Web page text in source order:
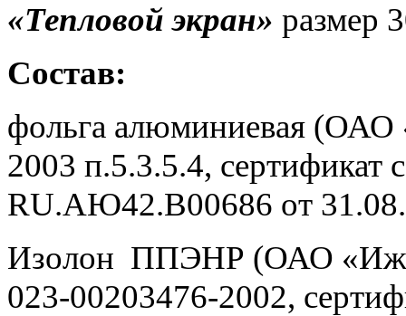
«Тепловой экран» размер
Состав:
фольга алюминиевая (ОАО
2003 п.5.3.5.4,
RU.АЮ42.B00686 от
Изолон ППЭНР (ОАО
023-00203476-2002,